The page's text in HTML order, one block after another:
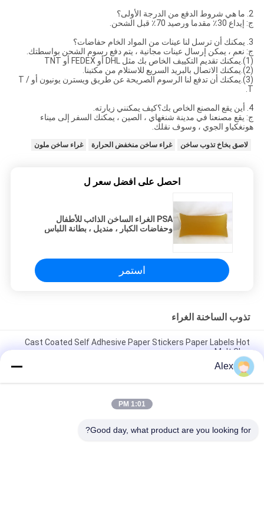
2. ما هي شروط الدفع من الدرجة الأولى؟
ج: إيداع 30٪ مقدما ورصيد 70٪ قبل الشحن.
3. يمكنك أن ترسل لنا عينات من المواد الخام حفاضات؟
ج: نعم ، يمكن إرسال عينات مجانية ، يتم دفع رسوم الشحن بواسطتك.
(1).يمكنك تقديم التكييف الخاص بك مثل DHL أو FEDEX أو TNT
(2).يمكنك الاتصال بالبريد السريع للاستلام من مكتبنا.
(3).يمكنك أن تدفع لنا الرسوم الصريحة عن طريق ويسترن يونيون أو T /
T.
4. أين يقع المصنع الخاص بك؟كيف يمكنني زيارته.
ج: يقع مصنعنا في مدينة شنغهاي ، الصين ، يمكنك السفر إلى ميناء
هونغكياو الجوي ، وسوف نقلك.
لاصق بخاخ تذوب ساخن غراء ساخن منخفض الحرارة غراء ساخن ملون
احصل على افضل سعر ل
PSA الغراء الساخن الذائب للأطفال
وحفاضات الكبار ، منديل ، بطانة اللباس
استمر
تذوب الساخنة الغراء
Cast Coated Self Adhesive Paper Stickers Paper Labels Hot
Melt Glue
Skin care safe Raw Materials For Baby Diapers Use Elastic Hot
Melt Glue
حفاضات الأطفال عالية الترابط الغراء المياه اللون الأبيض قسط درجة
Alex
1:01 PM
Good day, what product are you looking for?